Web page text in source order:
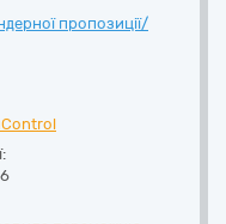
пропозиції/